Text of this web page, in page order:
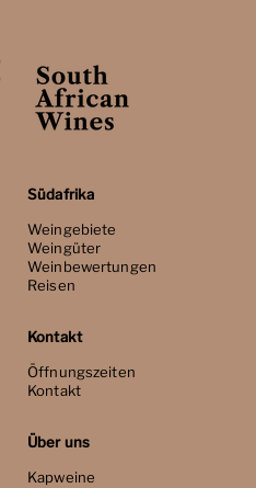
Südafrika
Weingebiete
Weingüter
Weinbewertungen
Reisen
Kontakt
Öffnungszeiten
Kontakt
Über uns
Kapweine